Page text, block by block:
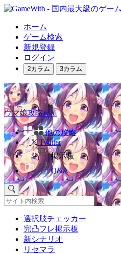
ホーム
ゲーム検索
新規登録
ログイン
2カラム 3カラム
ウマ娘攻略wiki
他の攻略
Twitter
掲示板
Q&A
選択肢チェッカー
完凸フレ掲示板
新シナリオ
リセマラ